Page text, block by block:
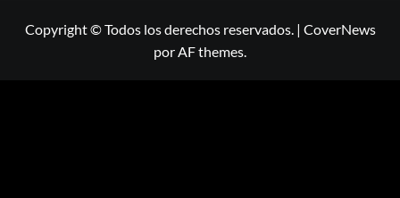
Copyright © Todos los derechos reservados. | CoverNews
por AF themes.